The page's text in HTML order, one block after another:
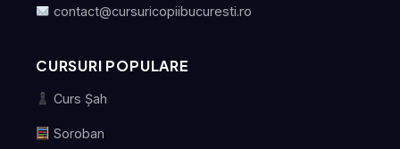
contact@cursuricopiibucuresti.ro
CURSURI POPULARE
Curs Șah
Soroban